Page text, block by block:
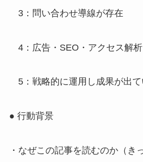
3：問い合わせ導線が存在
4：広告・SEO・アクセス解
5：戦略的に運用し成果が出て
● 行動背景
・なぜこの記事を読むのか（き